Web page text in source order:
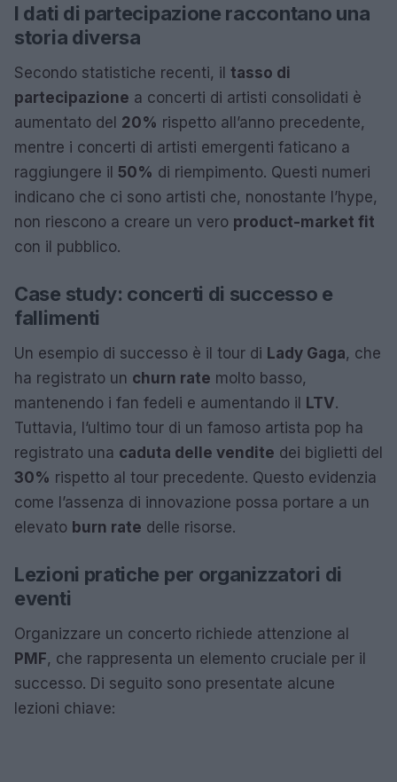
I dati di partecipazione raccontano una
storia diversa
Secondo statistiche recenti, il tasso di
partecipazione a concerti di artisti consolidati è
aumentato del 20% rispetto all’anno precedente,
mentre i concerti di artisti emergenti faticano a
raggiungere il 50% di riempimento. Questi numeri
indicano che ci sono artisti che, nonostante l’hype,
non riescono a creare un vero product-market fit
con il pubblico.
Case study: concerti di successo e
fallimenti
Un esempio di successo è il tour di Lady Gaga, che
ha registrato un churn rate molto basso,
mantenendo i fan fedeli e aumentando il LTV.
Tuttavia, l’ultimo tour di un famoso artista pop ha
registrato una caduta delle vendite dei biglietti del
30% rispetto al tour precedente. Questo evidenzia
come l’assenza di innovazione possa portare a un
elevato burn rate delle risorse.
Lezioni pratiche per organizzatori di
eventi
Organizzare un concerto richiede attenzione al
PMF, che rappresenta un elemento cruciale per il
successo. Di seguito sono presentate alcune
lezioni chiave: